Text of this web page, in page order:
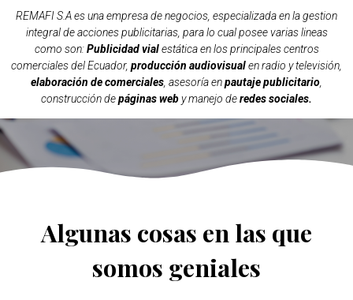
REMAFI S.A es una empresa de negocios, especializada en la gestion
integral de acciones publicitarias, para lo cual posee varias lineas
como son:Publicidad vialestática en los principales centros
comerciales del Ecuador, producción audiovisualen radio y televisión,
elaboración de comerciales , asesoría enpautaje publicitario
construcción depáginas weby manejo deredes sociales.
Algunas cosas en las que
somos geniales